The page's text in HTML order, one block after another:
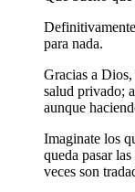
para nada.
Gracias a
salud privado;
aunque
Imaginate los
queda pasar
veces son